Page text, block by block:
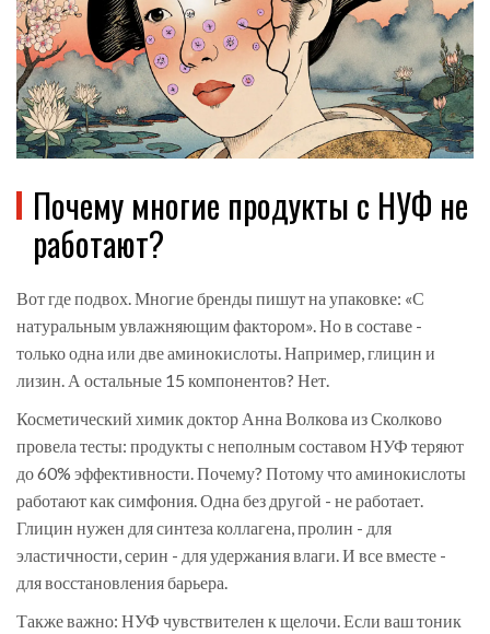
Почему многие продукты с НУФ не
работают?
Вот где подвох. Многие бренды пишут на упаковке: «С
натуральным увлажняющим фактором». Но в составе -
только одна или две аминокислоты. Например, глицин и
лизин. А остальные 15 компонентов? Нет.
Косметический химик доктор Анна Волкова из Сколково
провела тесты: продукты с неполным составом НУФ теряют
до 60% эффективности. Почему? Потому что аминокислоты
работают как симфония. Одна без другой - не работает.
Глицин нужен для синтеза коллагена, пролин - для
эластичности, серин - для удержания влаги. И все вместе -
для восстановления барьера.
Также важно: НУФ чувствителен к щелочи. Если ваш тоник